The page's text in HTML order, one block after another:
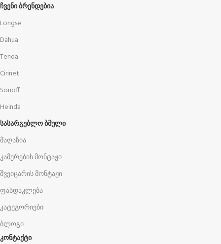
ᲩᲕᲔᲜᲘ ᲑᲠᲔᲜᲓᲔᲑᲘᲐ
Longse
Dahua
Tenda
Cirinet
Sonoff
Heinda
ᲡᲐᲡᲐᲠᲒᲔᲑᲚᲝ ᲑᲛᲣᲚᲘ
მაღაზია
კამერების მონტაჟი
შვეიცარის მონტაჟი
ფასდაკლება
კატეგორიები
ბლოგი
კონტაქტი